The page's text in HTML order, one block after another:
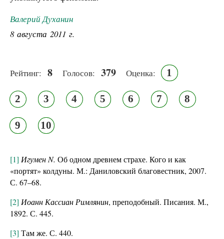
Валерий Духанин
8 августа 2011 г.
Рейтинг: 8 Голосов: 379 Оценка: 1
2 3 4 5 6 7 8
9 10
[1] Игумен N. Об одном древнем страхе. Кого и как
«портят» колдуны. М.: Даниловский благовестник, 2007.
С. 67–68.
[2] Иоанн Кассиан Римлянин, преподобный. Писания. М.,
1892. С. 445.
[3] Там же. С. 440.